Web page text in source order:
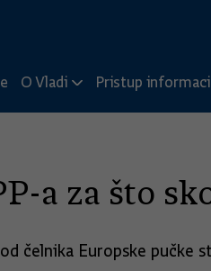
O Vladi Pristup
a za što
čelnika Europske pučke